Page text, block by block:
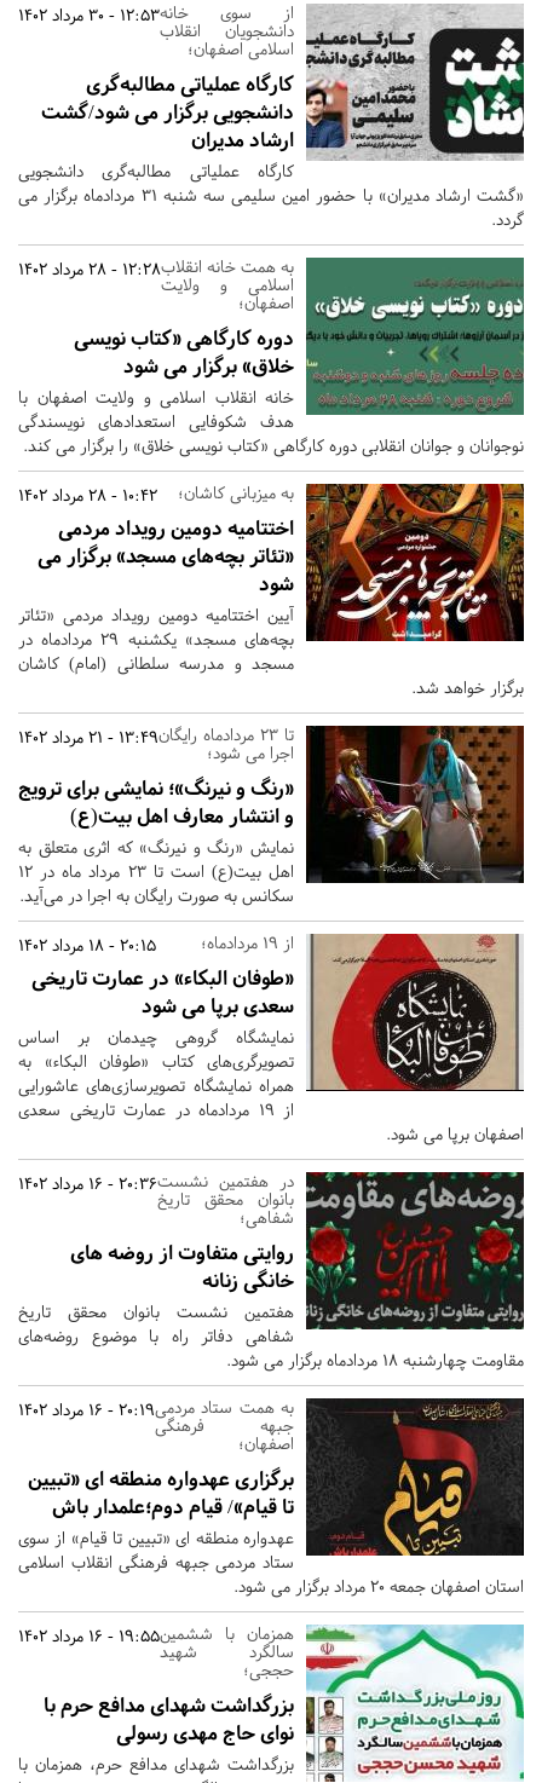
12:53 - 30 مرداد 1402از سوی خانه
دانشجویان انقلاب
اسلامی اصفهان؛
کارگاه عملیاتی مطالبه‌گری
دانشجویی برگزار می شود/گشت
ارشاد مدیران
کارگاه عملیاتی مطالبه‌گری دانشجویی
«گشت ارشاد مدیران» با حضور امین سلیمی سه شنبه 31 مردادماه برگزار می
گردد.
12:28 - 28 مرداد 1402به همت خانه انقلاب
اسلامی و ولایت
اصفهان؛
دوره کارگاهی «کتاب نویسی
خلاق» برگزار می شود
خانه انقلاب اسلامی و ولایت اصفهان با
هدف شکوفایی استعدادهای نویسندگی
نوجوانان و جوانان انقلابی دوره کارگاهی «کتاب نویسی خلاق» را برگزار می کند.
10:42 - 28 مرداد 1402 به میزبانی کاشان؛
اختتامیه دومین رویداد مردمی
«تئاتر بچه‌های مسجد» برگزار می
شود
آیین اختتامیه دومین رویداد مردمی «تئاتر
بچه‌های مسجد» یکشنبه ۲۹ مردادماه در
مسجد و مدرسه سلطانی (امام) کاشان
برگزار خواهد شد.
13:49 - 21 مرداد 1402تا 23 مردادماه رایگان
اجرا می شود؛
«رنگ و نیرنگ»؛ نمایشی برای ترویج
و انتشار معارف اهل بیت(ع)
نمایش «رنگ و نیرنگ» که اثری متعلق به
اهل بیت(ع) است تا ۲۳ مرداد ماه در ۱۲
سکانس به صورت رایگان به اجرا در می‌آید.
20:15 - 18 مرداد 1402 از 19 مردادماه؛
«طوفان البکاء» در عمارت تاریخی
سعدی برپا می شود
نمایشگاه گروهی چیدمان بر اساس
تصویرگری‌های کتاب «طوفان البکاء» به
همراه نمایشگاه تصویرسازی‌های عاشورایی
از 19 مردادماه در عمارت تاریخی سعدی
اصفهان برپا می شود.
20:36 - 16 مرداد 1402در هفتمین نشست
بانوان محقق تاریخ
شفاهی؛
روایتی متفاوت از روضه های
خانگی زنانه
هفتمین نشست بانوان محقق تاریخ
شفاهی دفاتر راه با موضوع روضه‌های
مقاومت چهارشنبه 18 مردادماه برگزار می شود.
20:19 - 16 مرداد 1402به همت ستاد مردمی
جبهه فرهنگی
اصفهان؛
برگزاری عهدواره منطقه ای «تبیین
تا قیام»/ قیام دوم؛علمدار باش
عهدواره منطقه ای «تبیین تا قیام» از سوی
ستاد مردمی جبهه فرهنگی انقلاب اسلامی
استان اصفهان جمعه 20 مرداد برگزار می شود.
19:55 - 16 مرداد 1402همزمان با ششمین
سالگرد شهید
حججی؛
بزرگداشت شهدای مدافع حرم با
نوای حاج مهدی رسولی
بزرگداشت شهدای مدافع حرم، همزمان با